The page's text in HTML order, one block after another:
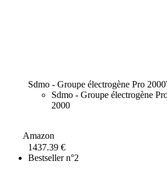
Sdmo - Groupe électrogène Pro
Sdmo - Groupe électrogène
2000
Amazon
1437.39 €
Bestseller n°2